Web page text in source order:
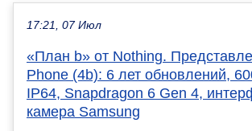
17:21, 07 Июл
«План b» от Nothing.
Phone (4b): 6 лет обновлений,
IP64, Snapdragon 6 Gen 4,
камера Samsung